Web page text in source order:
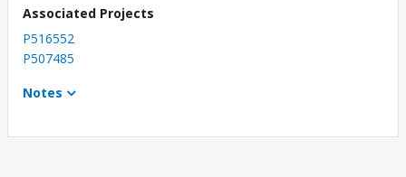
Associated Projects
P516552
P507485
Notes